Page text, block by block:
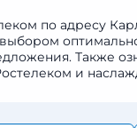
по адресу
Также
и